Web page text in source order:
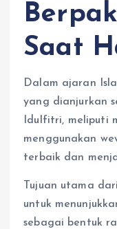
Saat
Dalam ajaran
yang dianjurkan
Idulfitri, meliputi
menggunakan
terbaik dan
Tujuan utama
untuk
sebagai bentuk